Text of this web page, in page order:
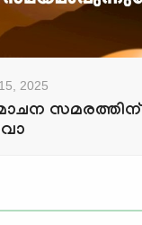
2025
സമരത്തിന്